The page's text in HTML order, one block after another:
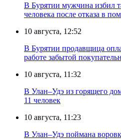
В Бурятии мужчина избил
человека после отказа в
10 августа, 12:52
В Бурятии продавщица
работе забытой
10 августа, 11:32
В Улан–Удэ из горящего
11 человек
10 августа, 11:23
В Улан–Удэ поймана